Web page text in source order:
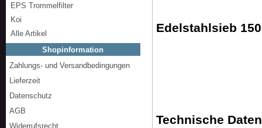
Edelstahlsieb
Technische Daten
EPS Trommelfilter
Koi
Alle Artikel
Shopinformation
Zahlungs- und Versandbedingungen
Lieferzeit
Datenschutz
AGB
Widerrufsrecht